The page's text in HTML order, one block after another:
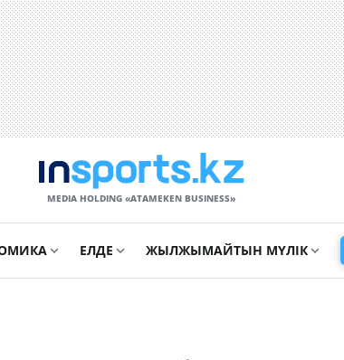
MEDIA HOLDING «ATAMEKЕN BUSINESS»
ЕЛДЕ ЖЫЛЖЫМАЙТЫН МҮЛІК